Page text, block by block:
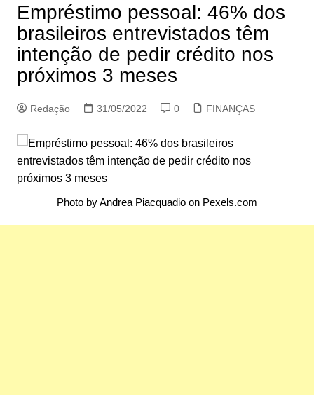
Empréstimo pessoal: 46% dos
brasileiros entrevistados têm
intenção de pedir crédito nos
próximos 3 meses
Redação 31/05/2022 0 FINANÇAS
Photo by Andrea Piacquadio on Pexels.com